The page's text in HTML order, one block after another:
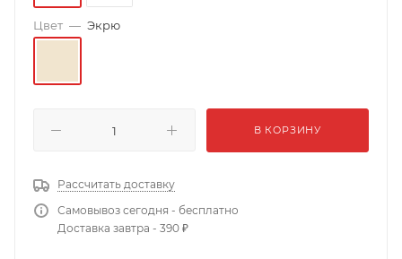
Цвет — Экрю
В КОРЗИНУ
Рассчитать доставку
Самовывоз сегодня - бесплатно
Доставка завтра - 390 ₽